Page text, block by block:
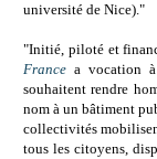
université de Nice)."
"Initié, piloté et
France a vocation
souhaitent rendre
nom à un bâtiment
collectivités
tous les citoyens,